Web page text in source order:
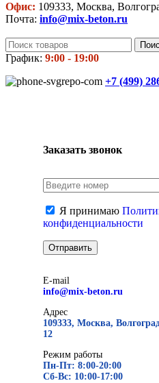
Офис: 109333, Москва,
Почта: info@mix-beton.ru
График: 9:00 - 19:00
+7 (499)
Заказать звонок
Я принимаю
конфиденциальности
E-mail
info@mix-beton.ru
Адрес
109333, Москва,
12
Режим работы
Пн-Пт: 8:00-20:00
Сб-Вс: 10:00-17:00